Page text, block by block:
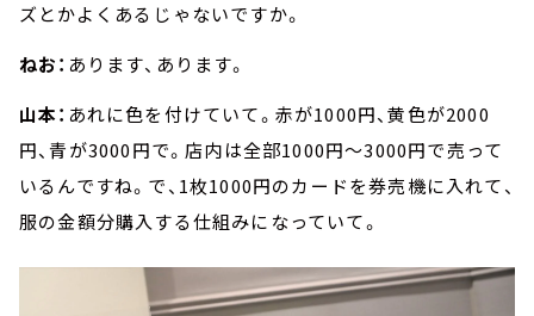
ズとかよくあるじゃないですか。
ねお： あります、あります。
山本： あれに色を付けていて。赤が1000円、黄色が2000
円、青が3000円で。店内は全部1000円～3000円で売って
いるんですね。で、1枚1000円のカードを券売機に入れて、
服の金額分購入する仕組みになっていて。